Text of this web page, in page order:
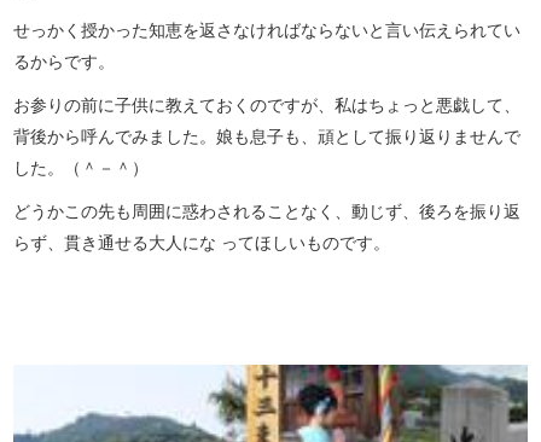
せっかく授かった知恵を返さなければならないと言い伝えられてい
るからです。
お参りの前に子供に教えておくのですが、私はちょっと悪戯して、
背後から呼んでみました。娘も息子も、頑として振り返りませんで
した。（＾－＾）
どうかこの先も周囲に惑わされることなく、動じず、後ろを振り返
らず、貫き通せる大人にな ってほしいものです。